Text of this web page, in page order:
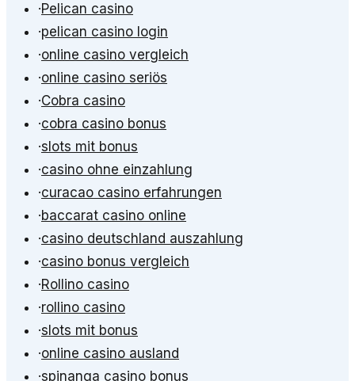
·Pelican casino
·pelican casino login
·online casino vergleich
·online casino seriös
·Cobra casino
·cobra casino bonus
·slots mit bonus
·casino ohne einzahlung
·curacao casino erfahrungen
·baccarat casino online
·casino deutschland auszahlung
·casino bonus vergleich
·Rollino casino
·rollino casino
·slots mit bonus
·online casino ausland
·spinanga casino bonus